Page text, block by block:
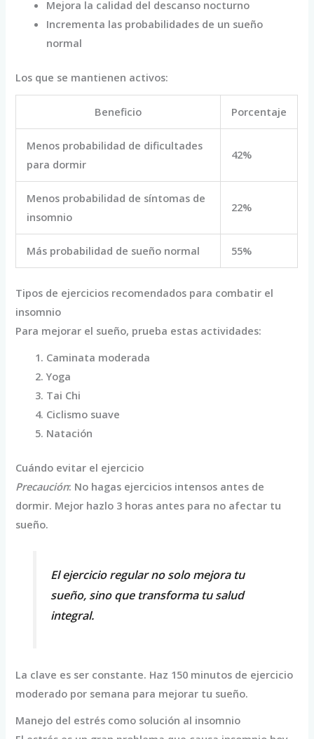
Mejora la calidad del descanso nocturno
Incrementa las probabilidades de un sueño
normal
Los que se mantienen activos:
Beneficio Porcentaje
Menos probabilidad de dificultades
para dormir
42%
Menos probabilidad de síntomas de
insomnio
22%
Más probabilidad de sueño normal 55%
Tipos de ejercicios recomendados para combatir el
insomnio
Para mejorar el sueño, prueba estas actividades:
Caminata moderada
Yoga
Tai Chi
Ciclismo suave
Natación
Cuándo evitar el ejercicio
Precaución: No hagas ejercicios intensos antes de
dormir. Mejor hazlo 3 horas antes para no afectar tu
sueño.
El ejercicio regular no solo mejora tu
sueño, sino que transforma tu salud
integral.
La clave es ser constante. Haz 150 minutos de ejercicio
moderado por semana para mejorar tu sueño.
Manejo del estrés como solución al insomnio